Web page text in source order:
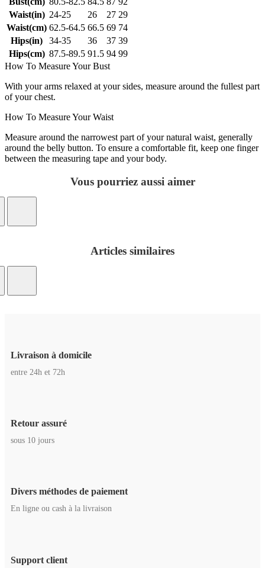
Waist(in) 24-25 26 27 29
Waist(cm) 62.5-64.5 66.5 69 74
Hips(in)
34-35 36 37 39
Hips(cm) 87.5-89.5 91.5 94 99
How To Measure Your Bust
With your arms relaxed at your sides, measure around the fullest part
of your chest.
How To Measure Your Waist
Measure around the narrowest part of your natural waist, generally
around the belly button. To ensure a comfortable fit, keep one finger
between the measuring tape and your body.
Vous pourriez aussi aimer
Articles similaires
Livraison à domicile
entre 24h et 72h
Retour assuré
sous 10 jours
Divers méthodes de paiement
En ligne ou cash à la livraison
Support client